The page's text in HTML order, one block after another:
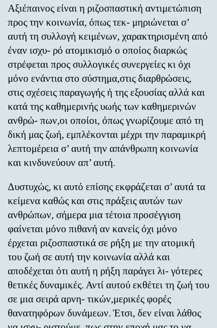
Αξιέπαινος είναι η ριζοσπαστική αντιμετώπιση
προς την κοινωνία, όπως τεκ- μηριώνεται σ’
αυτή τη συλλογή κειμένων, χαρακτηρισμένη από
έναν ισχυ- ρό ατομικισμό ο οποίος διαρκώς
στρέφεται προς συλλογικές συνεργείες κι όχι
μόνο ενάντια στο σύστημα,στις διαρθρώσεις,
στις σχέσεις παραγωγής ή της εξουσίας αλλά και
κατά της καθημερινής υωής των καθημερινών
ανθρώ- πων,οι οποίοι, όπως γνωρίζουμε από τη
δική μας ζωή, εμπλέκονται μέχρι την παραμικρή
λεπτομέρεια σ’ αυτή την απάνθρωπη κοινωνία
και κινδυνεύουν απ’ αυτή.
Δυστυχώς, κι αυτό επίσης εκφράζεται σ’ αυτά τα
κείμενα καθώς και στις πράξεις αυτών των
ανθρώπων, σήμερα μια τέτοια προσέγγιση
φαίνεται μόνο πιθανή αν κανείς όχι μόνο
έρχεται ριζοσπαστικά σε ρήξη με την ατομική
του ζωή σε αυτή την κοινωνία αλλά και
αποδέχεται ότι αυτή η ρήξη παράγει λι- γότερες
θετικές δυναμικές. Αντί αυτού εκθέτει τη ζωή του
σε μια σειρά αρνη- τικών,μερικές φορές
θανατηφόρων δυνάμεων. Έτσι, δεν είναι λάθος